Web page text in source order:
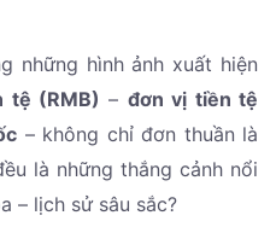
những hình ảnh xuất hiện
tệ (RMB) – đơn vị tiền tệ
– không chỉ đơn thuần là
là những thắng cảnh nổi
– lịch sử sâu sắc?